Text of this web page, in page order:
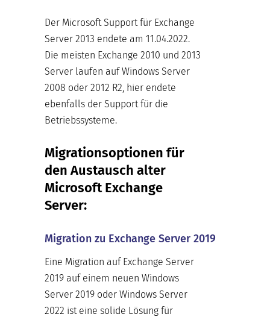
Der Microsoft Support für Exchange
Server 2013 endete am 11.04.2022.
Die meisten Exchange 2010 und 2013
Server laufen auf Windows Server
2008 oder 2012 R2, hier endete
ebenfalls der Support für die
Betriebssysteme.
Migrationsoptionen für
den Austausch alter
Microsoft Exchange
Server:
Migration zu Exchange Server 2019
Eine Migration auf Exchange Server
2019 auf einem neuen Windows
Server 2019 oder Windows Server
2022 ist eine solide Lösung für